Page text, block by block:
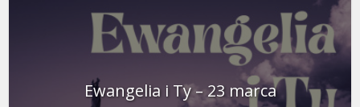
Ewangelia i Ty – 23 marca